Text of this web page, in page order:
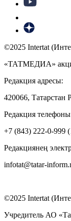
©2025 Intertat
«ТАТМЕДИА»
Редакция адресы:
420066, Татарстан
Редакция
+7 (843) 222-0-999
Редакциянең
infotat@tatar-
©2025 Intertat
Учредитель АО